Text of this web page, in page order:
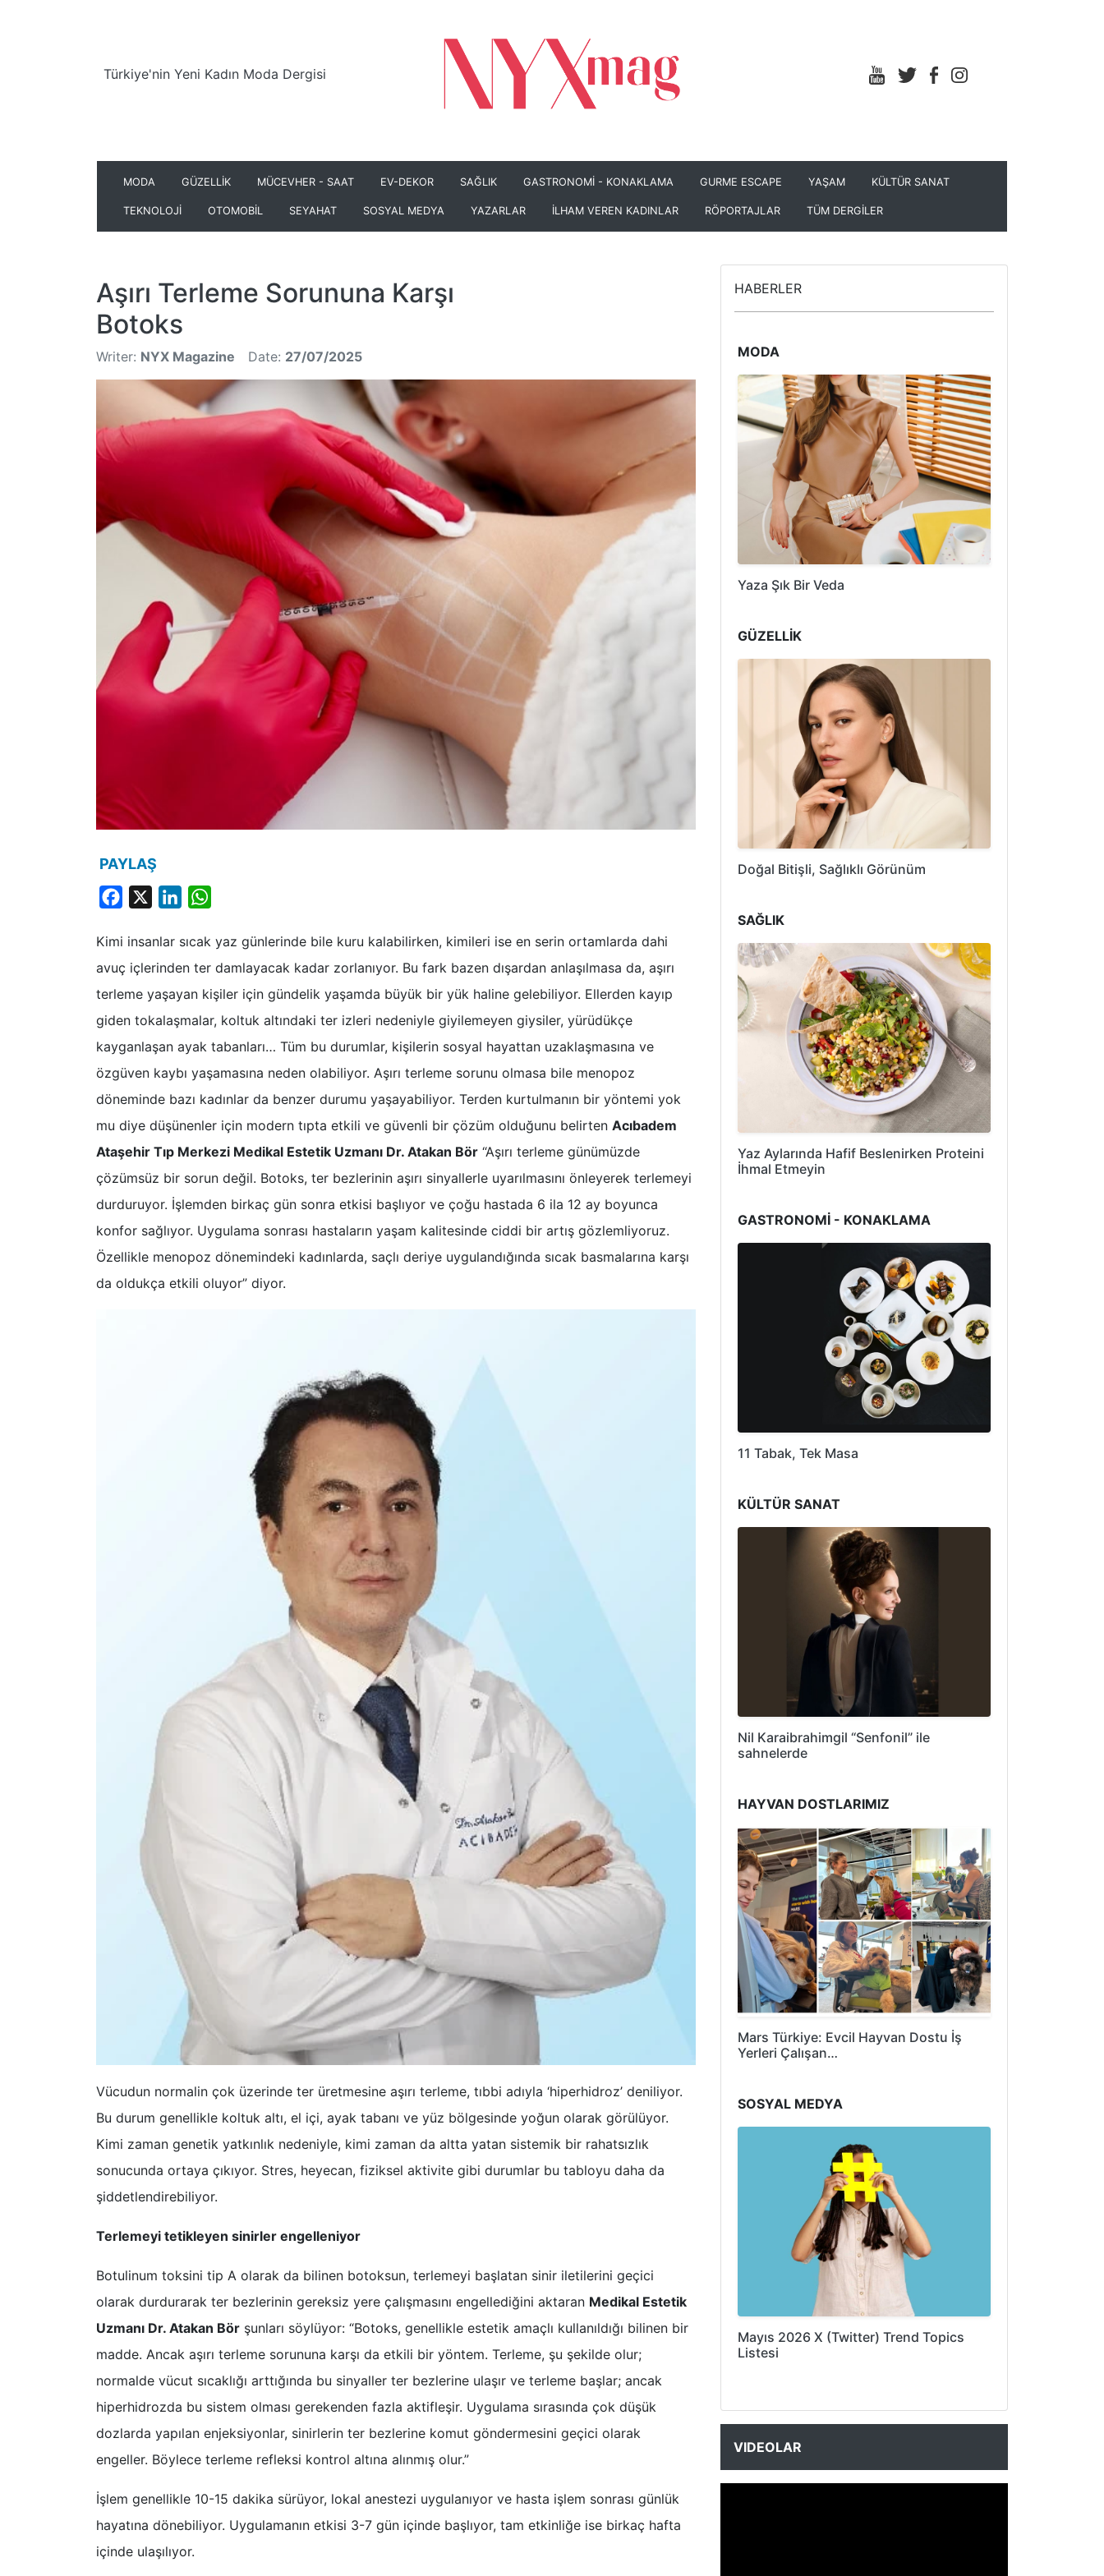
Türkiye'nin Yeni Kadın Moda Dergisi
MODA GÜZELLİK MÜCEVHER - SAAT EV-DEKOR SAĞLIK GASTRONOMİ - KONAKLAMA GURME ESCAPE YAŞAM KÜLTÜR SANAT
TEKNOLOJİ OTOMOBİL SEYAHAT SOSYAL MEDYA YAZARLAR İLHAM VEREN KADINLAR RÖPORTAJLAR TÜM DERGİLER
Aşırı Terleme Sorununa Karşı
Botoks
Writer: NYX Magazine Date: 27/07/2025
PAYLAŞ
Facebook LinkedIn
Kimi insanlar sıcak yaz günlerinde bile kuru kalabilirken, kimileri ise en serin ortamlarda dahi
avuç içlerinden ter damlayacak kadar zorlanıyor. Bu fark bazen dışardan anlaşılmasa da, aşırı
terleme yaşayan kişiler için gündelik yaşamda büyük bir yük haline gelebiliyor. Ellerden kayıp
giden tokalaşmalar, koltuk altındaki ter izleri nedeniyle giyilemeyen giysiler, yürüdükçe
kayganlaşan ayak tabanları… Tüm bu durumlar, kişilerin sosyal hayattan uzaklaşmasına ve
özgüven kaybı yaşamasına neden olabiliyor. Aşırı terleme sorunu olmasa bile menopoz
döneminde bazı kadınlar da benzer durumu yaşayabiliyor. Terden kurtulmanın bir yöntemi yok
mu diye düşünenler için modern tıpta etkili ve güvenli bir çözüm olduğunu belirten Acıbadem
Ataşehir Tıp Merkezi Medikal Estetik Uzmanı Dr. Atakan Bör “Aşırı terleme günümüzde
çözümsüz bir sorun değil. Botoks, ter bezlerinin aşırı sinyallerle uyarılmasını önleyerek terlemeyi
durduruyor. İşlemden birkaç gün sonra etkisi başlıyor ve çoğu hastada 6 ila 12 ay boyunca
konfor sağlıyor. Uygulama sonrası hastaların yaşam kalitesinde ciddi bir artış gözlemliyoruz.
Özellikle menopoz dönemindeki kadınlarda, saçlı deriye uygulandığında sıcak basmalarına karşı
da oldukça etkili oluyor” diyor.
Vücudun normalin çok üzerinde ter üretmesine aşırı terleme, tıbbi adıyla ‘hiperhidroz’ deniliyor.
Bu durum genellikle koltuk altı, el içi, ayak tabanı ve yüz bölgesinde yoğun olarak görülüyor.
Kimi zaman genetik yatkınlık nedeniyle, kimi zaman da altta yatan sistemik bir rahatsızlık
sonucunda ortaya çıkıyor. Stres, heyecan, fiziksel aktivite gibi durumlar bu tabloyu daha da
şiddetlendirebiliyor.
Terlemeyi tetikleyen sinirler engelleniyor
Botulinum toksini tip A olarak da bilinen botoksun, terlemeyi başlatan sinir iletilerini geçici
olarak durdurarak ter bezlerinin gereksiz yere çalışmasını engellediğini aktaran Medikal Estetik
Uzmanı Dr. Atakan Bör şunları söylüyor: “Botoks, genellikle estetik amaçlı kullanıldığı bilinen bir
madde. Ancak aşırı terleme sorununa karşı da etkili bir yöntem. Terleme, şu şekilde olur;
normalde vücut sıcaklığı arttığında bu sinyaller ter bezlerine ulaşır ve terleme başlar; ancak
hiperhidrozda bu sistem olması gerekenden fazla aktifleşir. Uygulama sırasında çok düşük
dozlarda yapılan enjeksiyonlar, sinirlerin ter bezlerine komut göndermesini geçici olarak
engeller. Böylece terleme refleksi kontrol altına alınmış olur.”
İşlem genellikle 10-15 dakika sürüyor, lokal anestezi uygulanıyor ve hasta işlem sonrası günlük
hayatına dönebiliyor. Uygulamanın etkisi 3-7 gün içinde başlıyor, tam etkinliğe ise birkaç hafta
içinde ulaşılıyor.
HABERLER
MODA
Yaza Şık Bir Veda
GÜZELLİK
Doğal Bitişli, Sağlıklı Görünüm
SAĞLIK
Yaz Aylarında Hafif Beslenirken Proteini
İhmal Etmeyin
GASTRONOMİ - KONAKLAMA
11 Tabak, Tek Masa
KÜLTÜR SANAT
Nil Karaibrahimgil “Senfonil” ile
sahnelerde
HAYVAN DOSTLARIMIZ
Mars Türkiye: Evcil Hayvan Dostu İş
Yerleri Çalışan…
SOSYAL MEDYA
Mayıs 2026 X (Twitter) Trend Topics
Listesi
VIDEOLAR